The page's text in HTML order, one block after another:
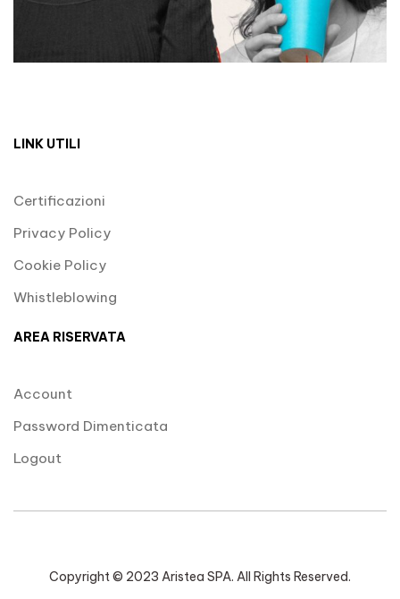
LINK UTILI
Certificazioni
Privacy Policy
Cookie Policy
Whistleblowing
AREA RISERVATA
Account
Password Dimenticata
Logout
Copyright © 2023 Aristea SPA. All Rights Reserved.